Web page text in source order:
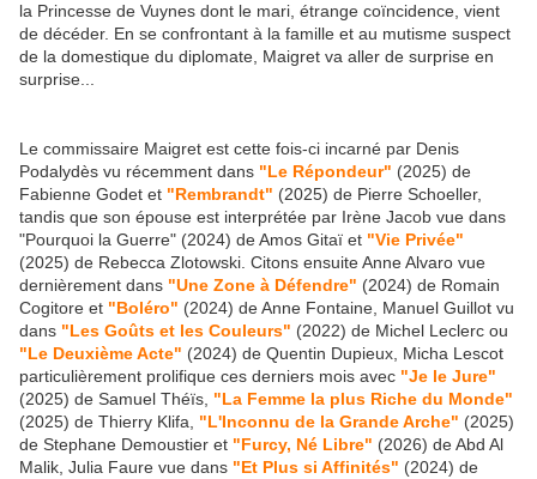
la Princesse de Vuynes dont le mari, étrange coïncidence, vient
de décéder. En se confrontant à la famille et au mutisme suspect
de la domestique du diplomate, Maigret va aller de surprise en
surprise...
Le commissaire Maigret est cette fois-ci incarné par Denis
Podalydès vu récemment dans "Le Répondeur" (2025) de
Fabienne Godet et "Rembrandt" (2025) de Pierre Schoeller,
tandis que son épouse est interprétée par Irène Jacob vue dans
"Pourquoi la Guerre" (2024) de Amos Gitaï et "Vie Privée"
(2025) de Rebecca Zlotowski. Citons ensuite Anne Alvaro vue
dernièrement dans "Une Zone à Défendre" (2024) de Romain
Cogitore et "Boléro" (2024) de Anne Fontaine, Manuel Guillot vu
dans "Les Goûts et les Couleurs" (2022) de Michel Leclerc ou
"Le Deuxième Acte" (2024) de Quentin Dupieux, Micha Lescot
particulièrement prolifique ces derniers mois avec "Je le Jure"
(2025) de Samuel Théïs, "La Femme la plus Riche du Monde"
(2025) de Thierry Klifa, "L'Inconnu de la Grande Arche" (2025)
de Stephane Demoustier et "Furcy, Né Libre" (2026) de Abd Al
Malik, Julia Faure vue dans "Et Plus si Affinités" (2024) de